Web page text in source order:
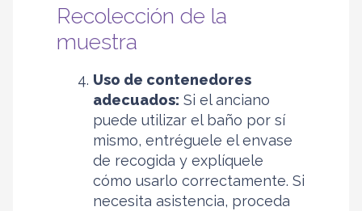
Recolección de la
muestra
Uso de contenedores
adecuados: Si el anciano
puede utilizar el baño por sí
mismo, entréguele el envase
de recogida y explíquele
cómo usarlo correctamente. Si
necesita asistencia, proceda